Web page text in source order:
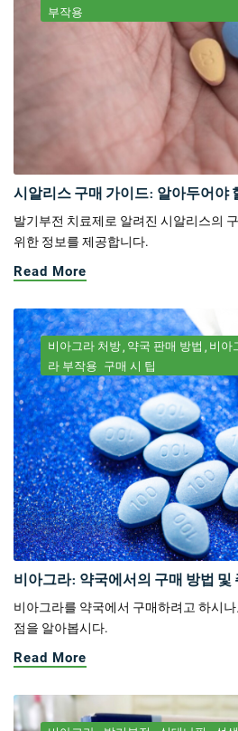
부작용
시알리스 구매 가이드: 알아두어야
발기부전 치료제로 알려진 시알리스의
위한 정보를 제공합니다.
Read More
비아그라 처방 약국 판매 방법 비아
라 부작용 구매 시 팁
비아그라: 약국에서의 구매 방법 및
비아그라를 약국에서 구매하려고 하시
점을 알아봅시다.
Read More